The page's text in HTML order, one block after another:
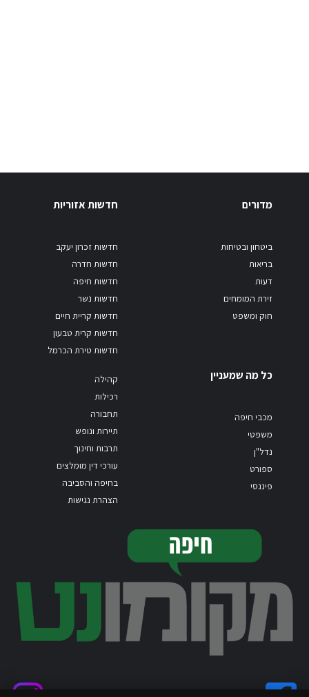
מדורים
ביטחון ובטיחות
בריאות
דעות
זירת המומחים
חוק ומשפט
חדשות אזוריות
חדשות זכרון יעקב
חדשות חדרה
חדשות חיפה
חדשות נשר
חדשות קריית חיים
חדשות קרית טבעון
חדשות טירת הכרמל
כל מה שמעניין
מכבי חיפה
משפטי
נדל"ן
ספורט
פיננסי
קהילה
רכילות
תחבורה
תיירות ונופש
תרבות וחינוך
עורכי דין מומלצים
בחיפה והסביבה
הצהרת נגישות